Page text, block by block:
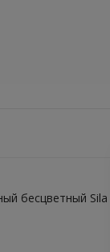
бесцветный